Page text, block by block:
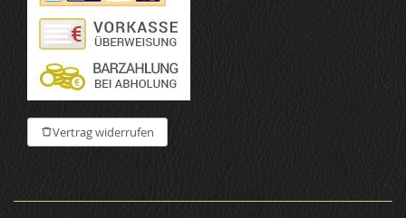
Vertrag widerrufen